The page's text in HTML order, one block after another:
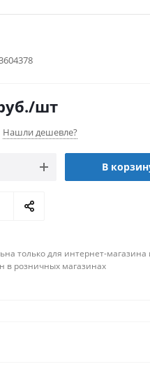
/шт
Нашли дешевле?
В
только для интернет-
в розничных магазинах